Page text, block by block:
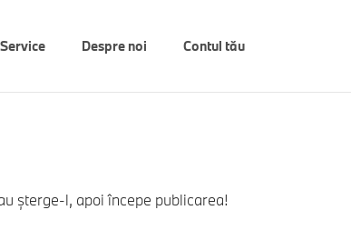
Despre noi Contul tău
șterge-l, apoi începe publicarea!